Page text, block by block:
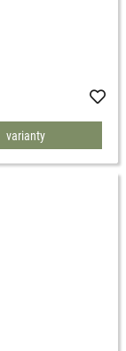
varianty